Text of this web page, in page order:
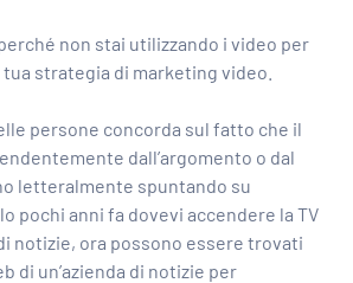
non stai utilizzando i video per
strategia di marketing video.
persone concorda sul fatto che il
dall’argomento o dal
letteralmente spuntando su
pochi anni fa dovevi accendere la TV
notizie, ora possono essere trovati
di un’azienda di notizie per